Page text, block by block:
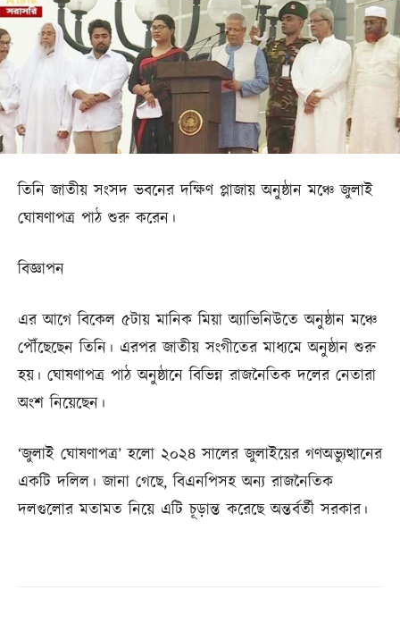
তিনি জাতীয় সংসদ ভবনের দক্ষিণ প্লাজায় অনুষ্ঠান মঞ্চে জুলাই
ঘোষণাপত্র পাঠ শুরু করেন।
বিজ্ঞাপন
এর আগে বিকেল ৫টায় মানিক মিয়া অ্যাভিনিউতে অনুষ্ঠান মঞ্চে
পৌঁছেছেন তিনি। এরপর জাতীয় সংগীতের মাধ্যমে অনুষ্ঠান শুরু
হয়। ঘোষণাপত্র পাঠ অনুষ্ঠানে বিভিন্ন রাজনৈতিক দলের নেতারা
অংশ নিয়েছেন।
‘জুলাই ঘোষণাপত্র’ হলো ২০২৪ সালের জুলাইয়ের গণঅভ্যুত্থানের
একটি দলিল। জানা গেছে, বিএনপিসহ অন্য রাজনৈতিক
দলগুলোর মতামত নিয়ে এটি চূড়ান্ত করেছে অন্তর্বর্তী সরকার।